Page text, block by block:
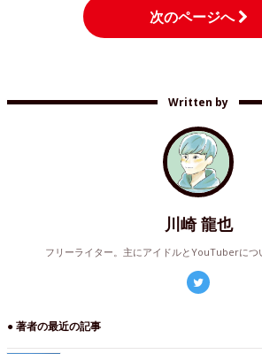
次のページへ
Written by
川崎 龍也
フリーライター。主にアイドルとYouTuberにつ
● 著者の最近の記事